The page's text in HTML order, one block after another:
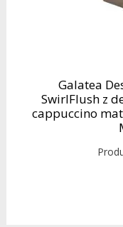
Galatea
SwirlFlush z
cappuccino